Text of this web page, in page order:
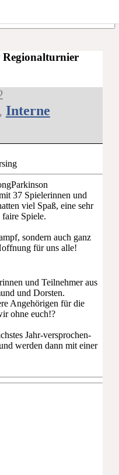
E. V.
Regionalturnier
Interne
37 Spielerinnen und
viel Spaß, eine sehr
Spiele.
sondern auch ganz
für uns alle!
und Teilnehmer aus
und Dorsten.
Angehörigen für die
ohne euch!?
Jahr-versprochen-
werden dann mit einer